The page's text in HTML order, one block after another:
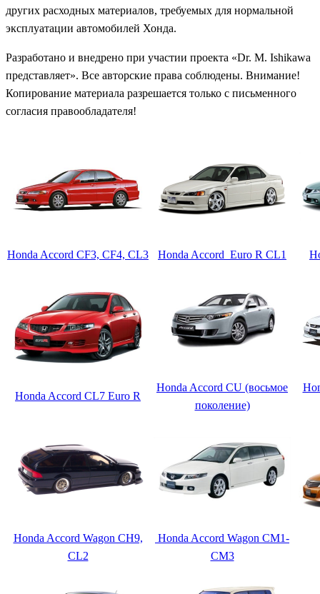
других расходных материалов, требуемых для нормальной
эксплуатации автомобилей Хонда.
Разработано и внедрено при участии проекта «Dr. M. Ishikawa
представляет». Все авторские права соблюдены. Внимание!
Копирование материала разрешается только с письменного
согласия правообладателя!
Honda Accord CF3, CF4, CL3 Honda Accord Euro R CL1
Honda Accord CL7 Euro R
Honda Accord CU (восьмое
поколение)
Honda Accord Wagon CH9,
CL2
Honda Accord Wagon CM1-
CM3